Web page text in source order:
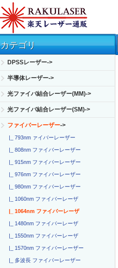
カテゴリ
DPSSレーザー->
半導体レーザー->
光ファイバ結合レーザー(MM)->
光ファイバ結合レーザー(SM)->
ファイバーレーザー->
|_ 793nm ァイバーレーザー
|_ 808nm ファイバーレーザー
|_ 915nm ファイバーレーザー
|_ 976nm ファイバーレーザー
|_ 980nm ファイバーレーザー
|_ 1060nm ファイバーレーザ
|_ 1064nm ファイバーレーザ
|_ 1480nm ファイバーレーザ
|_ 1550nm ファイバーレーザ
|_ 1570nm ファイバーレーザー
|_ 多波長 ファイバーレーザー